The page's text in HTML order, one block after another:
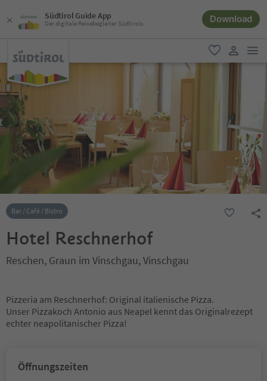
Südtirol Guide App
Der digitale Reisebegleiter Südtirols Download
favorit
user link
Bar / Café / Bistro
Hotel Reschnerhof
Reschen, Graun im Vinschgau, Vinschgau
Pizzeria am Reschnerhof: Original italienische Pizza.
Unser Pizzakoch Antonio aus Neapel kennt das Originalrezept
echter neapolitanischer Pizza!
Öffnungszeiten